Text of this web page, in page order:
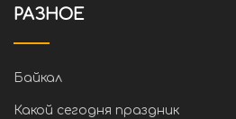
РАЗНОЕ
Байкал
Какой сегодня праздник